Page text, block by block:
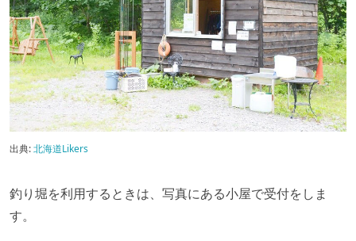
出典:北海道Likers
釣り堀を利用するときは、写真にある小屋で受付をしま
す。